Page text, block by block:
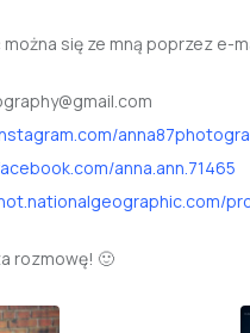
się ze mną poprzez e-
anna.ann.71465
rozmowę! 🙂